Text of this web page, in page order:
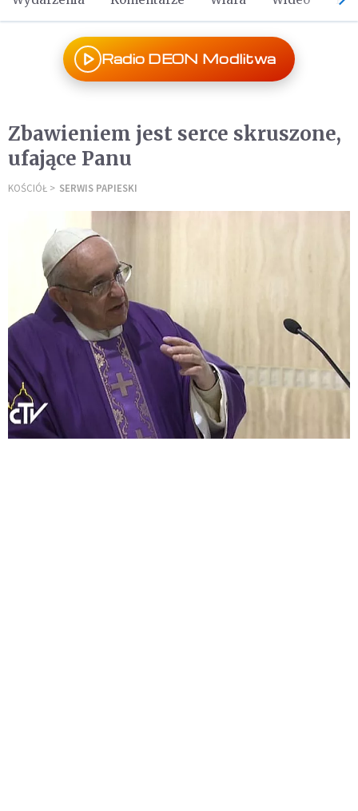
Radio DEON Modlitwa
Zbawieniem jest serce skruszone,
ufające Panu
KOŚCIÓŁ SERWIS PAPIESKI